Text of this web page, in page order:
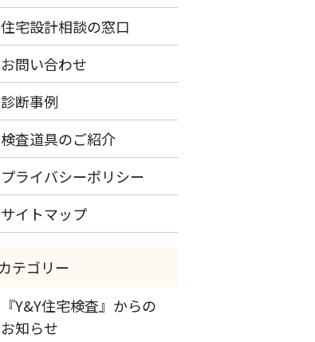
住宅設計相談の窓口
お問い合わせ
診断事例
検査道具のご紹介
プライバシーポリシー
サイトマップ
『Y&Y住宅検査』からの
お知らせ